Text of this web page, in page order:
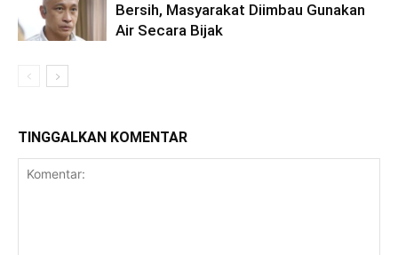
Bersih, Masyarakat Diimbau Gunakan
Air Secara Bijak
TINGGALKAN KOMENTAR